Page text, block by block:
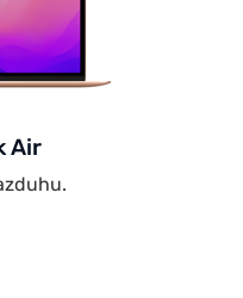
Air